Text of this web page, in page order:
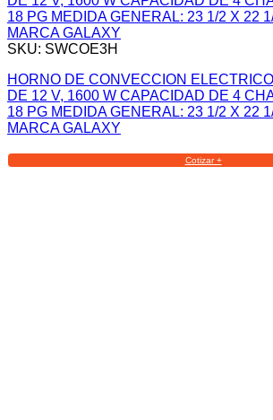
SKU: SWCOE3H
HORNO DE CONVECCION
DE 12 V, 1600 W CAPACIDAD DE 4
18 PG MEDIDA GENERAL: 23 1/2 X 22
MARCA GALAXY
Cotizar +